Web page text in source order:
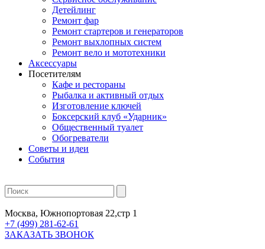
Детейлинг
Ремонт фар
Ремонт стартеров и генераторов
Ремонт выхлопных систем
Ремонт вело и мототехники
Аксессуары
Посетителям
Кафе и рестораны
Рыбалка и активный отдых
Изготовление ключей
Боксерский клуб «Ударник»
Общественный туалет
Обогреватели
Советы и идеи
События
Москва, Южнопортовая 22,стр 1
+7 (499) 281-62-61
ЗАКАЗАТЬ ЗВОНОК